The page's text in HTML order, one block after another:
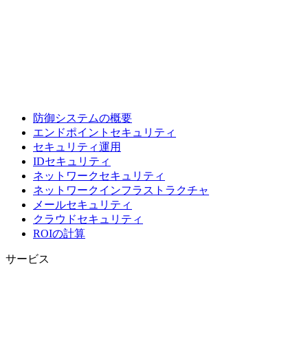
防御システムの概要
エンドポイントセキュリティ
セキュリティ運用
IDセキュリティ
ネットワークセキュリティ
ネットワークインフラストラクチャ
メールセキュリティ
クラウドセキュリティ
ROIの計算
サービス